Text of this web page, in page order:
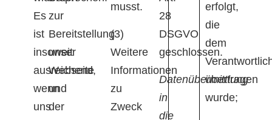
Es
ist
insoweit
ausreichend,
wenn
uns
zur
Bereitstellung
unser
Webseite
und
der
musst.
(3)
Weitere
Informationen
zu
Zweck
28
DSGVO
geschlossen.
Datenübermittlung
in
die
erfolgt,
die
dem
übertragen
wurde;